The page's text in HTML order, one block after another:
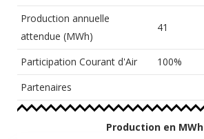
Production annuelle
attendue (MWh)
41
Participation Courant d'Air
100%
Partenaires
Production en MWh